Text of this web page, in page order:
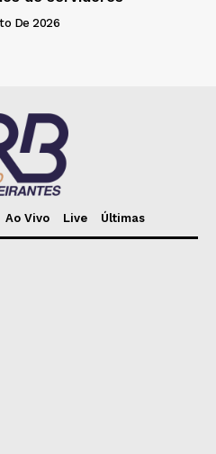
De 2026
Ao Vivo Live Últimas